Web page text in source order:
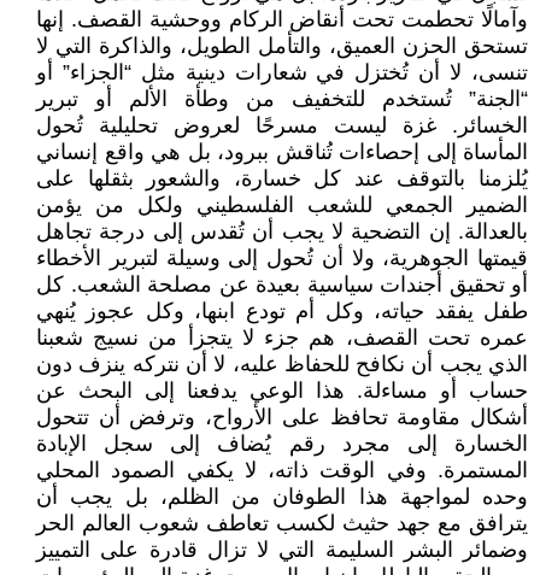
وآمالًا تحطمت تحت أنقاض الركام ووحشية القصف. إنها
تستحق الحزن العميق، والتأمل الطويل، والذاكرة التي لا
تنسى، لا أن تُختزل في شعارات دينية مثل “الجزاء” أو
“الجنة” تُستخدم للتخفيف من وطأة الألم أو تبرير
الخسائر. غزة ليست مسرحًا لعروض تحليلية تُحول
المأساة إلى إحصاءات تُناقش ببرود، بل هي واقع إنساني
يُلزمنا بالتوقف عند كل خسارة، والشعور بثقلها على
الضمير الجمعي للشعب الفلسطيني ولكل من يؤمن
بالعدالة. إن التضحية لا يجب أن تُقدس إلى درجة تجاهل
قيمتها الجوهرية، ولا أن تُحول إلى وسيلة لتبرير الأخطاء
أو تحقيق أجندات سياسية بعيدة عن مصلحة الشعب. كل
طفل يفقد حياته، وكل أم تودع ابنها، وكل عجوز يُنهي
عمره تحت القصف، هم جزء لا يتجزأ من نسيج شعبنا
الذي يجب أن نكافح للحفاظ عليه، لا أن نتركه ينزف دون
حساب أو مساءلة. هذا الوعي يدفعنا إلى البحث عن
أشكال مقاومة تحافظ على الأرواح، وترفض أن تتحول
الخسارة إلى مجرد رقم يُضاف إلى سجل الإبادة
المستمرة. وفي الوقت ذاته، لا يكفي الصمود المحلي
وحده لمواجهة هذا الطوفان من الظلم، بل يجب أن
يترافق مع جهد حثيث لكسب تعاطف شعوب العالم الحر
وضمائر البشر السليمة التي لا تزال قادرة على التمييز